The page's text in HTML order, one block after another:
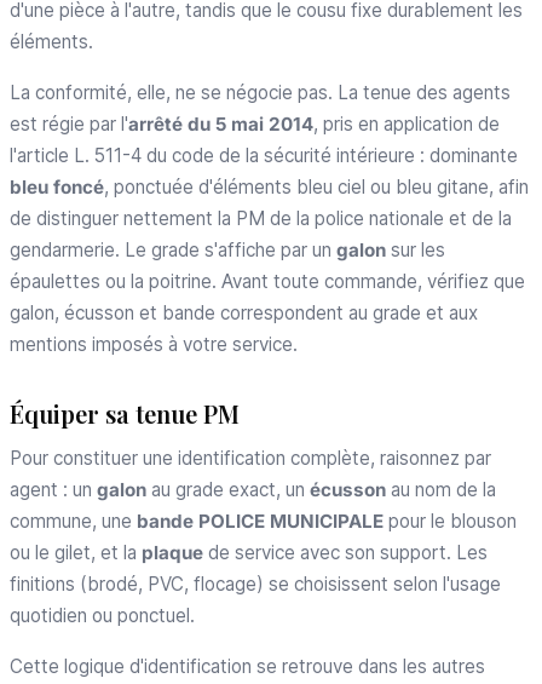
d'une pièce à l'autre, tandis que le cousu fixe durablement les
éléments.
La conformité, elle, ne se négocie pas. La tenue des agents
est régie par l'arrêté du 5 mai 2014, pris en application de
l'article L. 511-4 du code de la sécurité intérieure : dominante
bleu foncé, ponctuée d'éléments bleu ciel ou bleu gitane, afin
de distinguer nettement la PM de la police nationale et de la
gendarmerie. Le grade s'affiche par un galon sur les
épaulettes ou la poitrine. Avant toute commande, vérifiez que
galon, écusson et bande correspondent au grade et aux
mentions imposés à votre service.
Équiper sa tenue PM
Pour constituer une identification complète, raisonnez par
agent : un galon au grade exact, un écusson au nom de la
commune, une bande POLICE MUNICIPALE pour le blouson
ou le gilet, et la plaque de service avec son support. Les
finitions (brodé, PVC, flocage) se choisissent selon l'usage
quotidien ou ponctuel.
Cette logique d'identification se retrouve dans les autres